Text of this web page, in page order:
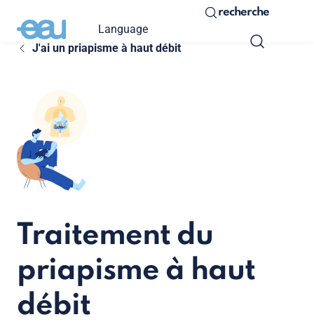
Language
recherche
J'ai un priapisme à haut débit
Traitement du
priapisme à haut
débit